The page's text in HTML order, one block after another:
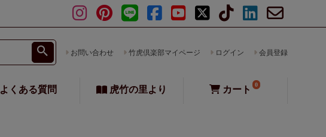
お問い合わせ 竹虎倶楽部マイページ ログイン 会員登録
よくある質問 虎竹の里より カート 0